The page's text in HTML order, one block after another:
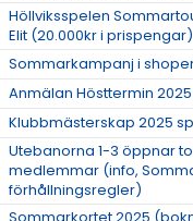
Höllviksspelen
Elit (20.000kr i prispengar)
Sommarkampanj i
Anmälan Hösttermin
Klubbmästerskap 2025
Utebanorna 1-3 öppnar
medlemmar (info,
förhållningsregler)